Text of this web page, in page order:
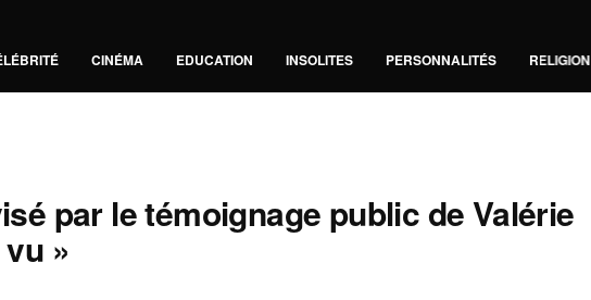
CINÉMA EDUCATION INSOLITES PERSONNALITÉS RELIGION
par le témoignage public de Valérie
»